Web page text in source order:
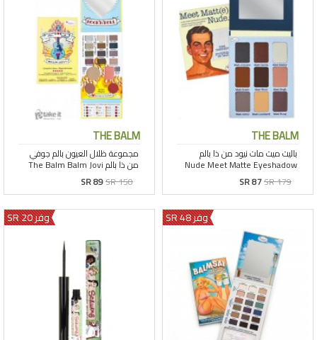
THE BALM
SR 87SR 179
THE BALM
SR 89SR 150
وفر 48 SR وفر 20 SR